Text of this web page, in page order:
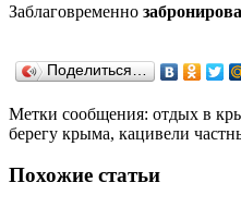
Заблаговременно
Поделиться…
Метки сообщения: отдых в
берегу крыма, кацивели
Похожие статьи